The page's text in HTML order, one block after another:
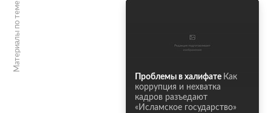
Материалы по теме
Проблемы в халифате Как
коррупция и нехватка
кадров разъедают
«Исламское государство»